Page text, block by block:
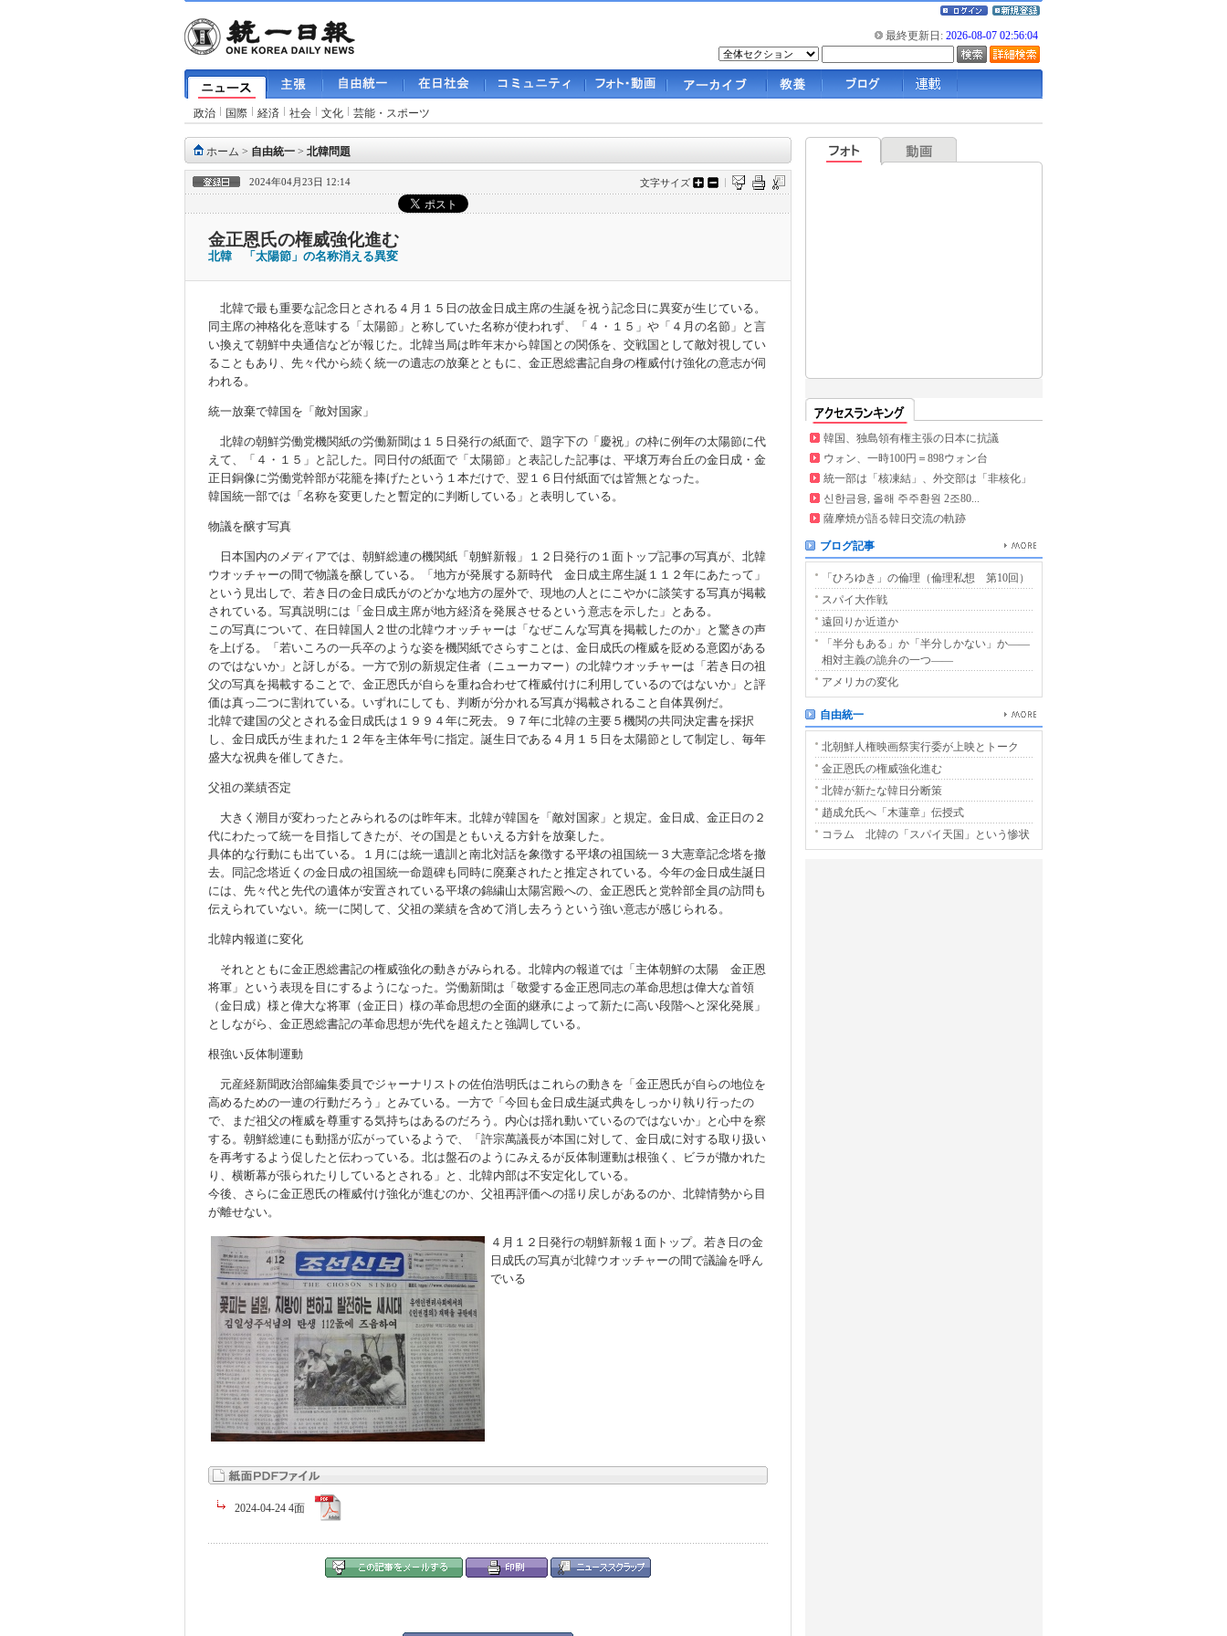
最終更新日: 2026-08-07 02:56:04
政治 国際 経済 社会 文化 芸能・スポーツ
ホーム > 自由統一 > 北韓問題
2024年04月23日 12:14 文字サイズ
金正恩氏の権威強化進む
北韓 「太陽節」の名称消える異変
北韓で最も重要な記念日とされる４月１５日の故金日成主席の生誕を祝う記念日に異変が生じている。
同主席の神格化を意味する「太陽節」と称していた名称が使われず、「４・１５」や「４月の名節」と言
い換えて朝鮮中央通信などが報じた。北韓当局は昨年末から韓国との関係を、交戦国として敵対視してい
ることもあり、先々代から続く統一の遺志の放棄とともに、金正恩総書記自身の権威付け強化の意志が伺
われる。
統一放棄で韓国を「敵対国家」
北韓の朝鮮労働党機関紙の労働新聞は１５日発行の紙面で、題字下の「慶祝」の枠に例年の太陽節に代
えて、「４・１５」と記した。同日付の紙面で「太陽節」と表記した記事は、平壌万寿台丘の金日成・金
正日銅像に労働党幹部が花籠を捧げたという１本だけで、翌１６日付紙面では皆無となった。
韓国統一部では「名称を変更したと暫定的に判断している」と表明している。
物議を醸す写真
日本国内のメディアでは、朝鮮総連の機関紙「朝鮮新報」１２日発行の１面トップ記事の写真が、北韓
ウオッチャーの間で物議を醸している。「地方が発展する新時代 金日成主席生誕１１２年にあたって」
という見出しで、若き日の金日成氏がのどかな地方の屋外で、現地の人とにこやかに談笑する写真が掲載
されている。写真説明には「金日成主席が地方経済を発展させるという意志を示した」とある。
この写真について、在日韓国人２世の北韓ウオッチャーは「なぜこんな写真を掲載したのか」と驚きの声
を上げる。「若いころの一兵卒のような姿を機関紙でさらすことは、金日成氏の権威を貶める意図がある
のではないか」と訝しがる。一方で別の新規定住者（ニューカマー）の北韓ウオッチャーは「若き日の祖
父の写真を掲載することで、金正恩氏が自らを重ね合わせて権威付けに利用しているのではないか」と評
価は真っ二つに割れている。いずれにしても、判断が分かれる写真が掲載されること自体異例だ。
北韓で建国の父とされる金日成氏は１９９４年に死去。９７年に北韓の主要５機関の共同決定書を採択
し、金日成氏が生まれた１２年を主体年号に指定。誕生日である４月１５日を太陽節として制定し、毎年
盛大な祝典を催してきた。
父祖の業績否定
大きく潮目が変わったとみられるのは昨年末。北韓が韓国を「敵対国家」と規定。金日成、金正日の２
代にわたって統一を目指してきたが、その国是ともいえる方針を放棄した。
具体的な行動にも出ている。１月には統一遺訓と南北対話を象徴する平壌の祖国統一３大憲章記念塔を撤
去。同記念塔近くの金日成の祖国統一命題碑も同時に廃棄されたと推定されている。今年の金日成生誕日
には、先々代と先代の遺体が安置されている平壌の錦繍山太陽宮殿への、金正恩氏と党幹部全員の訪問も
伝えられていない。統一に関して、父祖の業績を含めて消し去ろうという強い意志が感じられる。
北韓内報道に変化
それとともに金正恩総書記の権威強化の動きがみられる。北韓内の報道では「主体朝鮮の太陽 金正恩
将軍」という表現を目にするようになった。労働新聞は「敬愛する金正恩同志の革命思想は偉大な首領
（金日成）様と偉大な将軍（金正日）様の革命思想の全面的継承によって新たに高い段階へと深化発展」
としながら、金正恩総書記の革命思想が先代を超えたと強調している。
根強い反体制運動
元産経新聞政治部編集委員でジャーナリストの佐伯浩明氏はこれらの動きを「金正恩氏が自らの地位を
高めるための一連の行動だろう」とみている。一方で「今回も金日成生誕式典をしっかり執り行ったの
で、まだ祖父の権威を尊重する気持ちはあるのだろう。内心は揺れ動いているのではないか」と心中を察
する。朝鮮総連にも動揺が広がっているようで、「許宗萬議長が本国に対して、金日成に対する取り扱い
を再考するよう促したと伝わっている。北は盤石のようにみえるが反体制運動は根強く、ビラが撒かれた
り、横断幕が張られたりしているとされる」と、北韓内部は不安定化している。
今後、さらに金正恩氏の権威付け強化が進むのか、父祖再評価への揺り戻しがあるのか、北韓情勢から目
が離せない。
４月１２日発行の朝鮮新報１面トップ。若き日の金
日成氏の写真が北韓ウオッチャーの間で議論を呼ん
でいる
2024-04-24 4面
韓国、独島領有権主張の日本に抗議
ウォン、一時100円＝898ウォン台
統一部は「核凍結」、外交部は「非核化」
신한금융, 올해 주주환원 2조80...
薩摩焼が語る韓日交流の軌跡
ブログ記事
「ひろゆき」の倫理（倫理私想 第10回）
スパイ大作戦
遠回りか近道か
「半分もある」か「半分しかない」か――
相対主義の詭弁の一つ――
アメリカの変化
自由統一
北朝鮮人権映画祭実行委が上映とトーク
金正恩氏の権威強化進む
北韓が新たな韓日分断策
趙成允氏へ「木蓮章」伝授式
コラム 北韓の「スパイ天国」という惨状